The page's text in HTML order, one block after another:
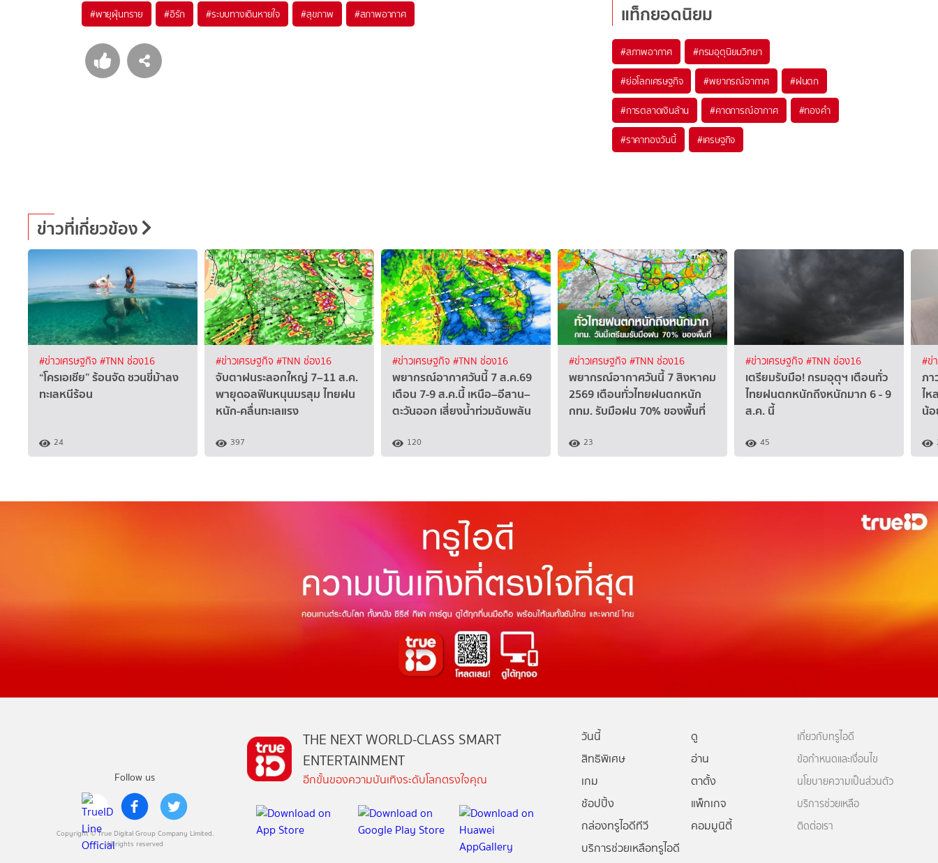
#พายุฝุ่นทราย #อิรัก #ระบบทางเดินหายใจ #สุขภาพ #สภาพอากาศ แท็กยอดนิยม
#สภาพอากาศ #กรมอุตุนิยมวิทยา
#ย่อโลกเศรษฐกิจ #พยากรณ์อากาศ #ฝนตก
#การตลาดเงินล้าน #คาดการณ์อากาศ #ทองคำ
#ราคาทองวันนี้ #เศรษฐกิจ
ข่าวที่เกี่ยวข้อง
#ข่าวเศรษฐกิจ #TNN ช่อง16
“โครเอเชีย” ร้อนจัด ชวนขี่ม้าลง
ทะเลหนีร้อน
24
#ข่าวเศรษฐกิจ #TNN ช่อง16
จับตาฝนระลอกใหญ่ 7–11 ส.ค.
พายุดอลฟินหนุนมรสุม ไทยฝน
หนัก-คลื่นทะเลแรง
397
#ข่าวเศรษฐกิจ #TNN ช่อง16
พยากรณ์อากาศวันนี้ 7 ส.ค.69
เตือน 7-9 ส.ค.นี้ เหนือ–อีสาน–
ตะวันออก เสี่ยงน้ำท่วมฉับพลัน
120
#ข่าวเศรษฐกิจ #TNN ช่อง16
พยากรณ์อากาศวันนี้ 7 สิงหาคม
2569 เตือนทั่วไทยฝนตกหนัก
กทม. รับมือฝน 70% ของพื้นที่
23
#ข่าวเศรษฐกิจ #TNN ช่อง16
เตรียมรับมือ! กรมอุตุฯ เตือนทั่ว
ไทยฝนตกหนักถึงหนักมาก 6 - 9
ส.ค. นี้
45
#ข่
ภา
ไห
น้อ
Follow us
Copyright © True Digital Group Company Limited.
All rights reserved
THE NEXT WORLD-CLASS SMART
ENTERTAINMENT
อีกขั้นของความบันเทิงระดับโลกตรงใจคุณ
วันนี้
ดู
สิทธิพิเศษ
อ่าน
เกม
ตาตั้ง
ช้อปปิ้ง
แพ็กเกจ
กล่องทรูไอดีทีวี
คอมมูนิตี้
บริการช่วยเหลือทรูไอดี
เกี่ยวกับทรูไอดี
ข้อกำหนดและเงื่อนไข
นโยบายความเป็นส่วนตัว
บริการช่วยเหลือ
ติดต่อเรา